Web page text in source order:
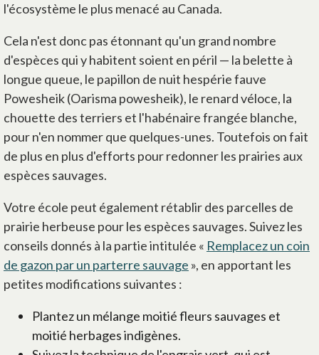
l'écosystème le plus menacé au Canada.
Cela n'est donc pas étonnant qu'un grand nombre
d'espèces qui y habitent soient en péril — la belette à
longue queue, le papillon de nuit hespérie fauve
Powesheik (Oarisma powesheik), le renard véloce, la
chouette des terriers et l'habénaire frangée blanche,
pour n'en nommer que quelques-unes. Toutefois on fait
de plus en plus d'efforts pour redonner les prairies aux
espèces sauvages.
Votre école peut également rétablir des parcelles de
prairie herbeuse pour les espèces sauvages. Suivez les
conseils donnés à la partie intitulée « Remplacez un coin
de gazon par un parterre sauvage », en apportant les
petites modifications suivantes :
Plantez un mélange moitié fleurs sauvages et
moitié herbages indigènes.